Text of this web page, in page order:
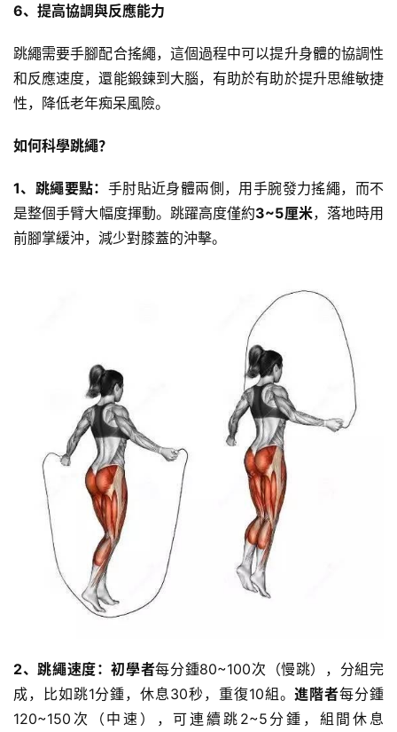
6、提高協調與反應能力
跳繩需要手腳配合搖繩，這個過程中可以提升身體的協調性
和反應速度，還能鍛鍊到大腦，有助於有助於提升思維敏捷
性，降低老年痴呆風險。
如何科學跳繩？
1、跳繩要點： 手肘貼近身體兩側，用手腕發力搖繩，而不
是整個手臂大幅度揮動。跳躍高度僅約3~5厘米，落地時用
前腳掌緩沖，減少對膝蓋的沖擊。
2、跳繩速度：初學者每分鍾80~100次（慢跳），分組完
成，比如跳1分鍾，休息30秒，重復10組。 進階者每分鍾
120~150次（中速），可連續跳2~5分鍾，組間休息